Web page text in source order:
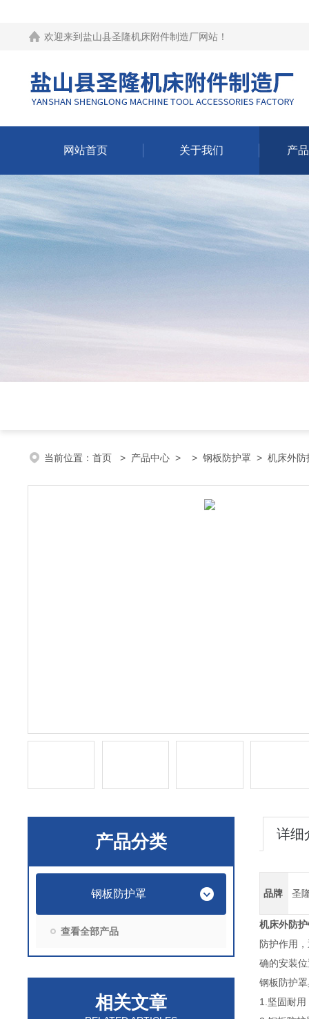
欢迎来到 盐山县圣隆机床附件制造厂网站 ！
网站首页 关于我们 产
当前位置： 首页 > 产品中心 > > 钢板防护罩 > 机床外防
产品分类
钢板防护罩
查看全部产品
相关文章
详细
品牌 圣
机床外防
防护作用
确的安装
钢板防护
1.坚固耐